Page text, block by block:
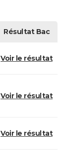
RésultatBac
Voir le résultat
Voir le résultat
Voir le résultat